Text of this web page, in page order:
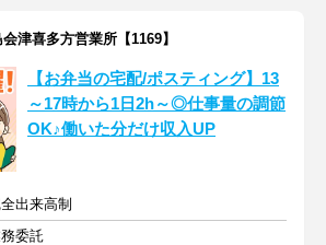
津喜多方営業所【1169】
【お弁当の宅配/ポスティング】13
～17時から1日2h～◎仕事量の調節
OK♪働いた分だけ収入UP
出来高制
委託